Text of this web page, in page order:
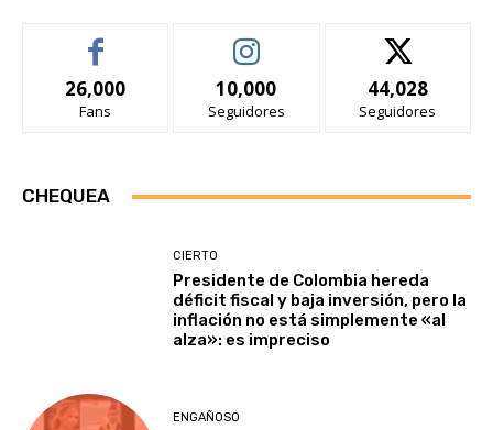
26,000
Fans
10,000
Seguidores
44,028
Seguidores
CHEQUEA
CIERTO
Presidente de Colombia hereda
déficit fiscal y baja inversión, pero la
inflación no está simplemente «al
alza»: es impreciso
ENGAÑOSO